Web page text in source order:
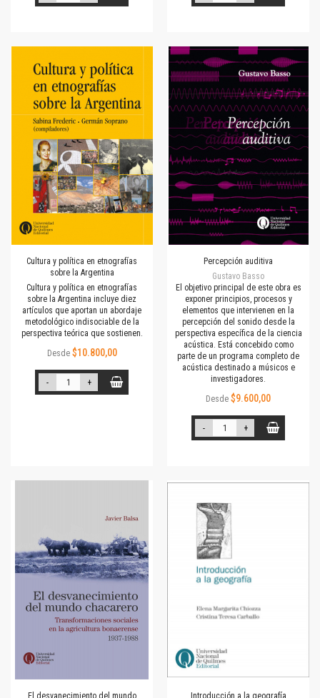
Cultura y política en etnografías
sobre la Argentina
Cultura y política en etnografías
sobre la Argentina incluye diez
artículos que aportan un abordaje
metodológico indisociable de la
perspectiva teórica que sostienen.
Desde $10.800,00
- +
Percepción auditiva
Gustavo Basso
El objetivo principal de este obra es
exponer principios, procesos y
elementos que intervienen en la
percepción del sonido desde la
perspectiva específica de la ciencia
acústica. Está concebido como
parte de un programa completo de
acústica destinado a músicos e
investigadores.
Desde $9.600,00
- +
El desvanecimiento del mundo Introducción a la geografía